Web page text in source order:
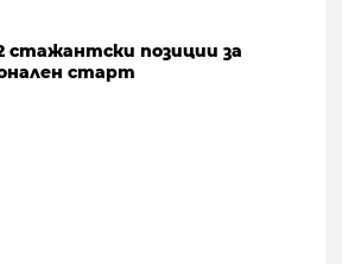
стажантски позиции за
старт